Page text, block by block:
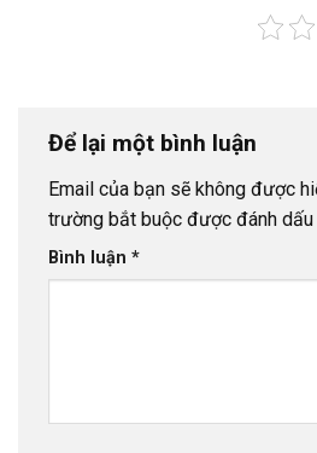
Để lại một bình luận
Email của bạn sẽ không được
trường bắt buộc được đánh dấu
Bình luận *